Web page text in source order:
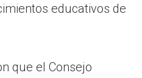
educativos de
que el Consejo